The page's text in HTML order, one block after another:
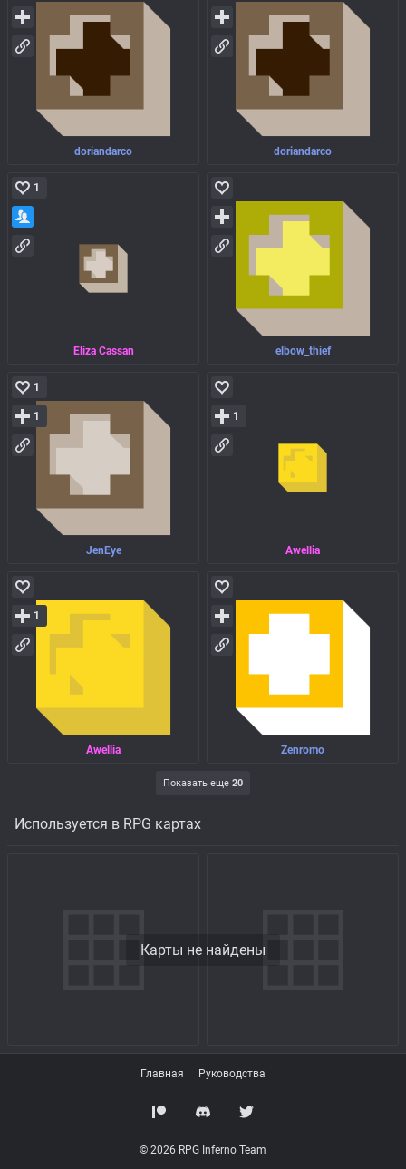
doriandarco doriandarco
Eliza Cassan
1
elbow_thief
JenEye
1
1
Awellia
1
Awellia
1
Zenromo
Показать еще 20
Используется в RPG картах
Карты не найдены
Главная Руководства
© 2026 RPG Inferno Team